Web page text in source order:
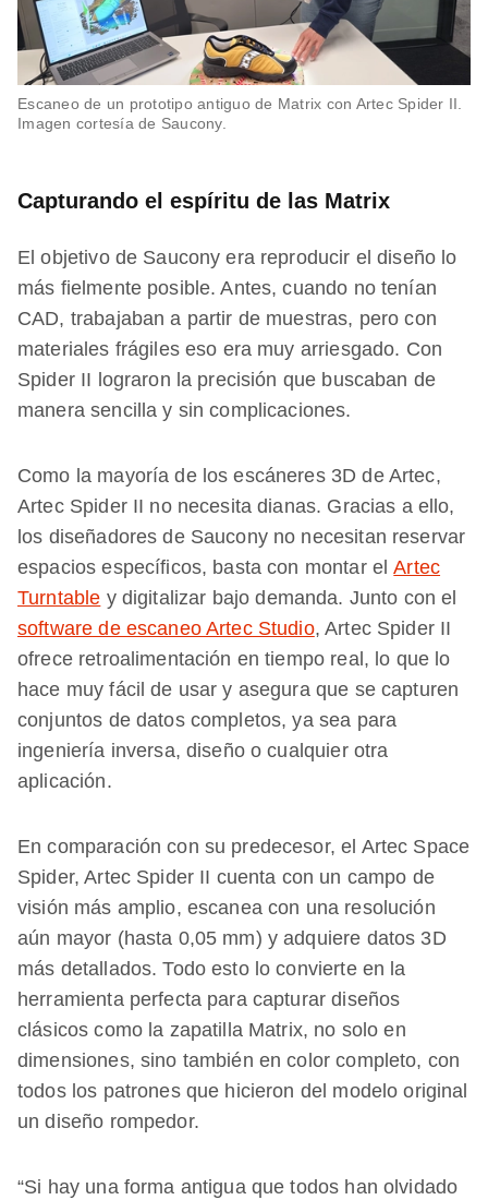
Escaneo de un prototipo antiguo de Matrix con Artec Spider II.
Imagen cortesía de Saucony.
Capturando el espíritu de las Matrix
El objetivo de Saucony era reproducir el diseño lo
más fielmente posible. Antes, cuando no tenían
CAD, trabajaban a partir de muestras, pero con
materiales frágiles eso era muy arriesgado. Con
Spider II lograron la precisión que buscaban de
manera sencilla y sin complicaciones.
Como la mayoría de los escáneres 3D de Artec,
Artec Spider II no necesita dianas. Gracias a ello,
los diseñadores de Saucony no necesitan reservar
espacios específicos, basta con montar elArtec
Turntable y digitalizar bajo demanda. Junto con el
software de escaneo Artec Studio, Artec Spider II
ofrece retroalimentación en tiempo real, lo que lo
hace muy fácil de usar y asegura que se capturen
conjuntos de datos completos, ya sea para
ingeniería inversa, diseño o cualquier otra
aplicación.
En comparación con su predecesor, el Artec Space
Spider, Artec Spider II cuenta con un campo de
visión más amplio, escanea con una resolución
aún mayor (hasta 0,05 mm) y adquiere datos 3D
más detallados. Todo esto lo convierte en la
herramienta perfecta para capturar diseños
clásicos como la zapatilla Matrix, no solo en
dimensiones, sino también en color completo, con
todos los patrones que hicieron del modelo original
un diseño rompedor.
“Si hay una forma antigua que todos han olvidado